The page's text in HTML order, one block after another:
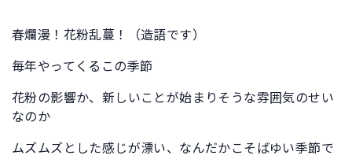
春爛漫！花粉乱蔓！（造語です）
毎年やってくるこの季節
花粉の影響か、新しいことが始まりそうな雰囲気のせい
なのか
ムズムズとした感じが漂い、なんだかこそばゆい季節で